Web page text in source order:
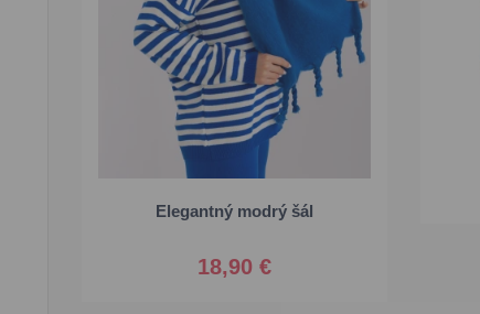
Elegantný modrý šál
18,90 €
Univerzálna